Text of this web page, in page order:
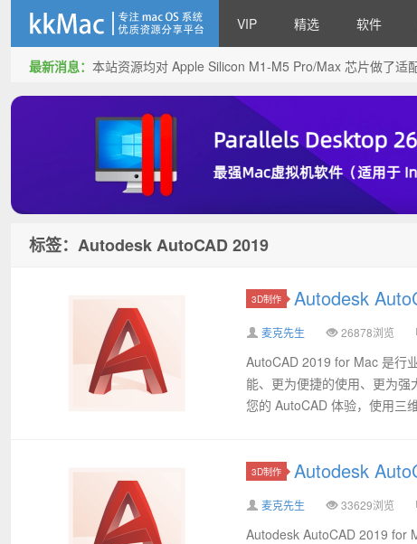
kkMac
VIP 精选 软件
最新消息： 本站资源均对 Apple Silicon M1-M5 Pro/Max 芯片做了适
标签：Autodesk AutoCAD 2019
3D制作 Autodesk
麦克先生 26878浏览
AutoCAD 2019 for Mac 是行
能、更为便捷的使用、更为
您的 AutoCAD 体验，使用三
3D制作 Autodesk
麦克先生 33629浏览
Autodesk AutoCAD 2019 for